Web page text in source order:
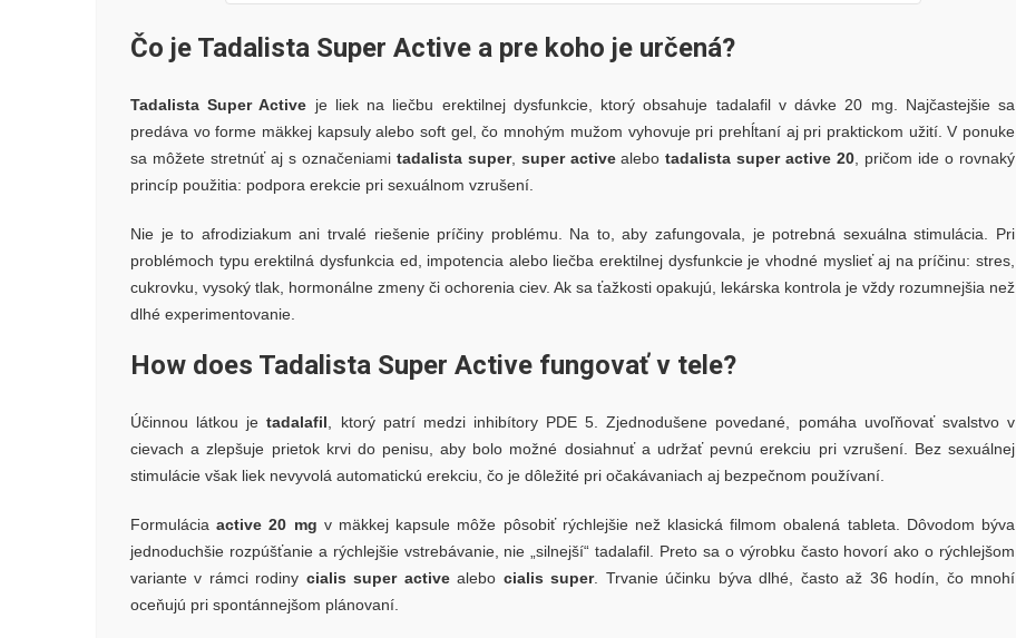
Čo je Tadalista Super Active a pre koho je určená?
Tadalista Super Active je liek na liečbu erektilnej dysfunkcie, ktorý obsahuje tadalafil v dávke 20 mg. Najčastejšie sa
predáva vo forme mäkkej kapsuly alebo soft gel, čo mnohým mužom vyhovuje pri prehĺtaní aj pri praktickom užití. V ponuke
sa môžete stretnúť aj s označeniami tadalista super, super activealebotadalista super active 20 , pričom ide o rovnaký
princíp použitia: podpora erekcie pri sexuálnom vzrušení.
Nie je to afrodiziakum ani trvalé riešenie príčiny problému. Na to, aby zafungovala, je potrebná sexuálna stimulácia. Pri
problémoch typu erektilná dysfunkcia ed, impotencia alebo liečba erektilnej dysfunkcie je vhodné myslieť aj na príčinu: stres,
cukrovku, vysoký tlak, hormonálne zmeny či ochorenia ciev. Ak sa ťažkosti opakujú, lekárska kontrola je vždy rozumnejšia než
dlhé experimentovanie.
How does Tadalista Super Active fungovať v tele?
Účinnou látkou jetadalafil , ktorý patrí medzi inhibítory PDE 5. Zjednodušene povedané, pomáha uvoľňovať svalstvo v
cievach a zlepšuje prietok krvi do penisu, aby bolo možné dosiahnuť a udržať pevnú erekciu pri vzrušení. Bez sexuálnej
stimulácie však liek nevyvolá automatickú erekciu, čo je dôležité pri očakávaniach aj bezpečnom používaní.
Formuláciaactive 20 mg v mäkkej kapsule môže pôsobiť rýchlejšie než klasická filmom obalená tableta. Dôvodom býva
jednoduchšie rozpúšťanie a rýchlejšie vstrebávanie, nie „silnejší“ tadalafil. Preto sa o výrobku často hovorí ako o rýchlejšom
variante v rámci rodiny cialis super activealebo cialis super. Trvanie účinku býva dlhé, často až 36 hodín, čo mnohí
oceňujú pri spontánnejšom plánovaní.